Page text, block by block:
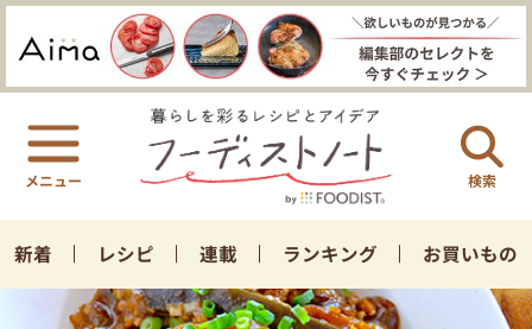
検索
新着 レシピ 連載 ランキング お買いもの